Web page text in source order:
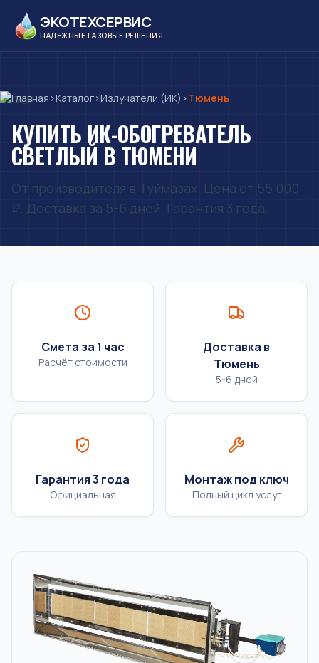
ЭКОТЕХСЕРВИС
НАДЕЖНЫЕ ГАЗОВЫЕ РЕШЕНИЯ
Главная ›Каталог›Излучатели (ИК) ›Тюмень
КУПИТЬ ИК-ОБОГРЕВАТЕЛЬ
СВЕТЛЫЙ В ТЮМЕНИ
От производителя в Туймазах. Цена от 55 000
₽. Доставка за 5-6 дней. Гарантия 3 года.
Смета за 1 час
Расчёт стоимости
Доставка в
Тюмень
5-6 дней
Гарантия 3 года
Официальная
Монтаж под ключ
Полный цикл услуг